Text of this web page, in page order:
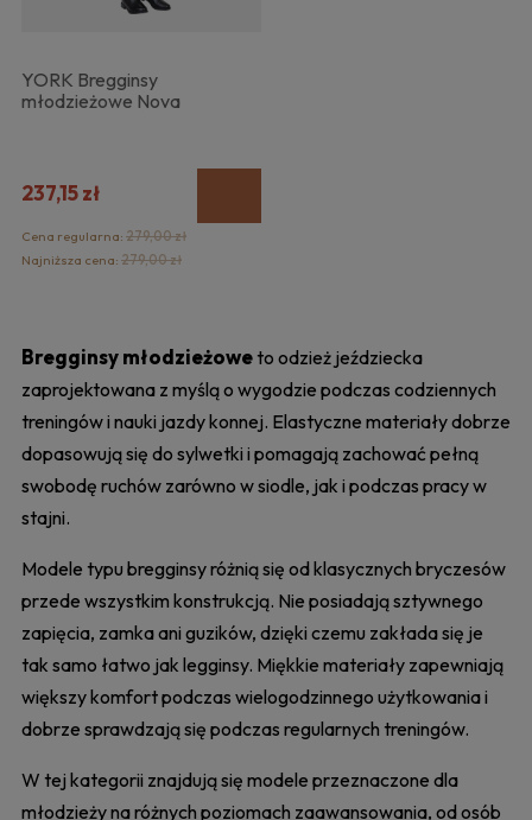
YORK Bregginsy
młodzieżowe Nova
237,15 zł
Cena regularna: 279,00 zł
Najniższa cena: 279,00 zł
Bregginsy młodzieżoweto odzież jeździecka
zaprojektowana z myślą o wygodzie podczas codziennych
treningów i nauki jazdy konnej. Elastyczne materiały dobrze
dopasowują się do sylwetki i pomagają zachować pełną
swobodę ruchów zarówno w siodle, jak i podczas pracy w
stajni.
Modele typu bregginsy różnią się od klasycznych bryczesów
przede wszystkim konstrukcją. Nie posiadają sztywnego
zapięcia, zamka ani guzików, dzięki czemu zakłada się je
tak samo łatwo jak legginsy. Miękkie materiały zapewniają
większy komfort podczas wielogodzinnego użytkowania i
dobrze sprawdzają się podczas regularnych treningów.
W tej kategorii znajdują się modele przeznaczone dla
młodzieży na różnych poziomach zaawansowania, od osób